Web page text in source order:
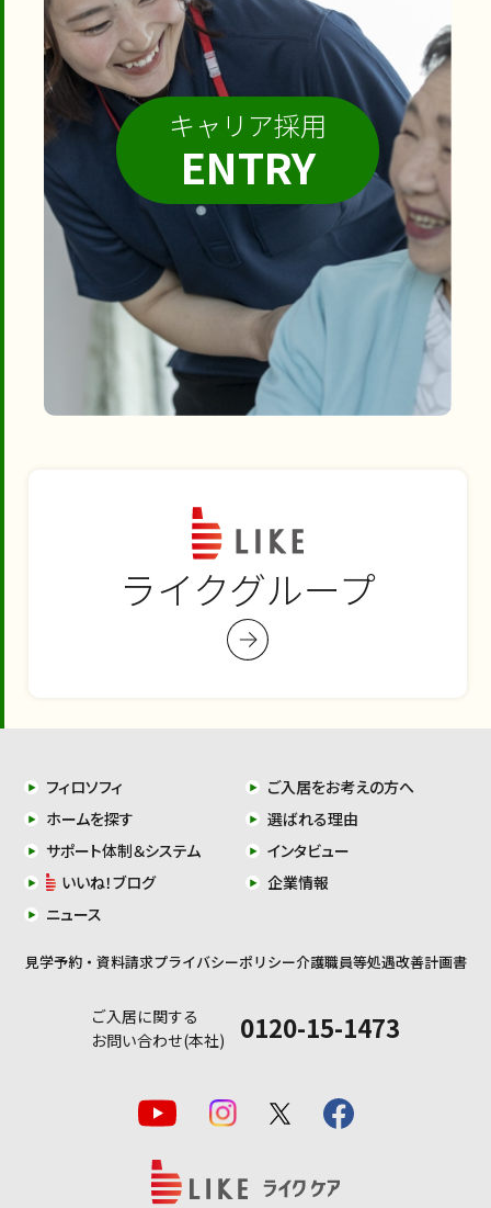
キャリア採用
ENTRY
ライクグループ
フィロソフィ
ご入居をお考えの方へ
ホームを探す
選ばれる理由
サポート体制＆システム
インタビュー
いいね！ブログ
企業情報
ニュース
見学予約・資料請求プライバシーポリシー介護職員等処遇改善計画書
ご入居に関する
お問い合わせ(本社)
0120-15-1473